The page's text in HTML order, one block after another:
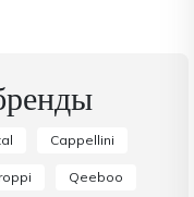
Cappellini
Qeeboo